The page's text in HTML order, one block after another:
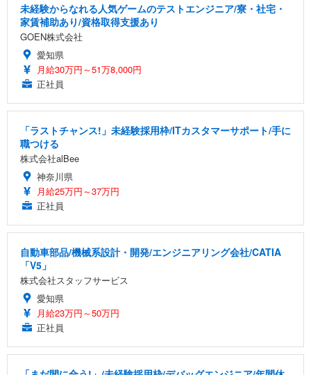
未経験からなれる人気ゲームのテストエンジニア/寮・社宅・
家賃補助あり/資格取得支援あり
GOEN株式会社
愛知県
月給30万円～51万8,000円
正社員
「ラストチャンス!」未経験採用枠/ITカスタマーサポート/手に
職つける
株式会社alBee
神奈川県
月給25万円～37万円
正社員
自動車部品/機械系設計・開発/エンジニアリング会社/CATIA
「V5」
株式会社スタッフサービス
愛知県
月給23万円～50万円
正社員